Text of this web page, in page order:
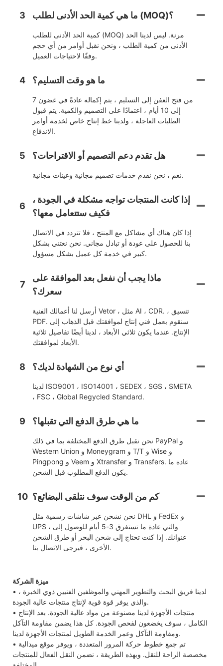
3 ما هي كمية الحد الأدنى لطلب (MOQ)؟
كمية الحد الأدنى للطلب (MOQ) مرنة. ليس لدينا الحد
الأدنى من كمية الطلب ، ونحن نقبل أوامر من أي حجم
وفقًا لاحتياجات العميل.
4 ما هو وقت التسليم؟
من فتح العفن إلى التسليم ، يتم إكماله عادةً في غضون 7
إلى 10 أيام ، اعتمادًا على التصميم والكمية. يتم قبول
الطلبات العاجلة ، ولدينا خط إنتاج خاص لخدمة أوامر
الاندفاع.
5 هل تقدم دعم التصميم أو الاقتراحات؟
نعم ، نحن نقدم خدمات تصميم مجانية وعينات مجانية.
6
إذا كانت المنتجات تواجه مشكلة في الجودة ،
فكيف ستتعامل معها؟
إذا كان هناك أي مشاكل مع المنتج ، فلا تتردد في الاتصال
بنا للحصول على عودة أو تبادل مجاني. نحن نعتني بشكل
كبير في خدمة كل عميل بشكل مسؤول.
7
ماذا يجب أن نفعل بعد الموافقة على
سعرك؟
أرسل لنا أعمالك الفنية Vetor ، مثل AI ، CDR. ، تنسيق
PDF. سنقوم بعمل فني إنتاج لموافقتك قبل الذهاب إلى
الإنتاج. عندما يكون ثلاثي الأبعاد ، لدينا أيضًا تفاصيل ثلاثية
الأبعاد لموافقتك.
8 أي نوع من الشهادة لديك؟
لدينا ISO9001 ، ISO14001 ، SEDEX ، SGS ، SMETA
، FSC ، Global Regycled Standard.
9 ما هي طرق الدفع التي تقبلها؟
نحن نقبل طرق الدفع المختلفة بما في ذلك PayPal و
Western Union و Moneygram و T/T و Wise و
Pingpong و Veem و Xtransfer و Transfers. عادة ما
يكون الدفع المطلوب قبل الشحن.
10 كم من الوقت سوف نتلقى البضائع؟
نحن نشحن عبر شاشات رسمية مثل DHL و FedEx و
UPS ، والتي عادة ما تستغرق 3-5 أيام للوصول إلى
عنوانك. إذا كنت تحتاج إلى شحن البحر أو طرق الشحن
الأخرى ، فيرجى الاتصال بنا.
ميزة الشركة
• لدينا فريق البحث والتطوير المهني والموظفين الفنيين ذوي الخبرة ،
والذي يوفر قوة قوية لإنتاج منتجات عالية الجودة.
• منتجات الأجهزة لدينا مصنوعة من مواد عالية الجودة. بعد الإنتاج
الكامل ، سوف يخضعون لفحص الجودة. كل هذا يضمن مقاومة التآكل
ومقاومة التآكل وعمر الخدمة الطويل لمنتجات الأجهزة لدينا.
• تم جمع خطوط حركة المرور المتعددة ، ويوفر موقع ميدالية
مخصصة الراحة للنقل. وبهذه الطريقة ، نضمن النقل الفعال للمنتجات